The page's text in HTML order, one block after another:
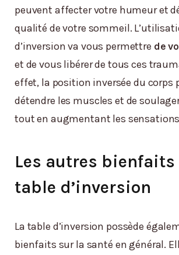
peuvent affecter votre humeur et
qualité de votre sommeil.
d’inversion va vous permettre de
et de vous libérer de tous ces
effet, la position inversée du corps
détendre les muscles et de
tout en augmentant les
Les autres bienfaits
table d’inversion
La table d’inversion possède
bienfaits sur la santé en général.